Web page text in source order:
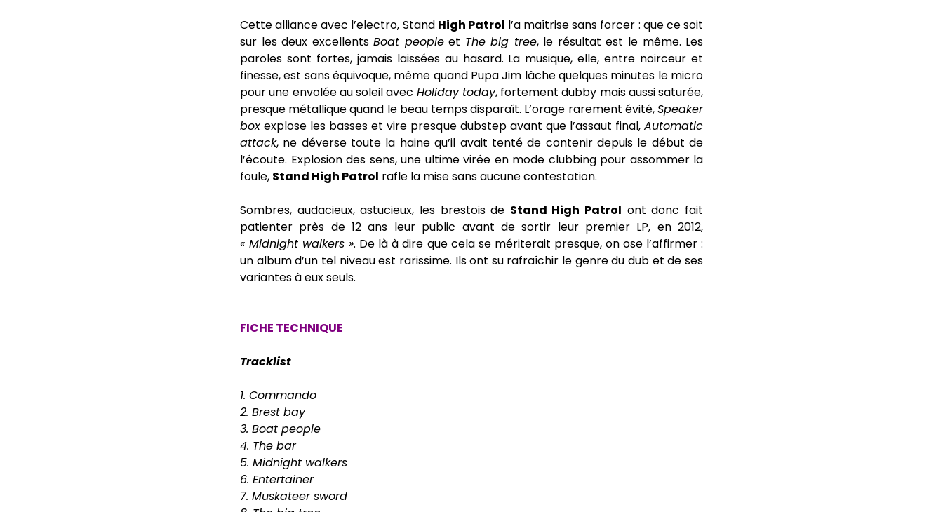
Cette alliance avec l’electro, Stand High Patrol l’a maîtrise sans forcer : que ce soit
sur les deux excellentsBoat peopleet The big tree, le résultat est le même. Les
paroles sont fortes, jamais laissées au hasard. La musique, elle, entre noirceur et
finesse, est sans équivoque, même quand Pupa Jim lâche quelques minutes le micro
pour une envolée au soleil avec Holiday today, fortement dubby mais aussi saturée,
presque métallique quand le beau temps disparaît. L’orage rarement évité,Speaker
box explose les basses et vire presque dubstep avant que l’assaut final, Automatic
attack, ne déverse toute la haine qu’il avait tenté de contenir depuis le début de
l’écoute. Explosion des sens, une ultime virée en mode clubbing pour assommer la
foule, Stand High Patrol rafle la mise sans aucune contestation.
Sombres, audacieux, astucieux, les brestois de Stand High Patrol ont donc fait
patienter près de 12 ans leur public avant de sortir leur premier LP, en 2012,
« Midnight walkers ». De là à dire que cela se mériterait presque, on ose l’affirmer :
un album d’un tel niveau est rarissime. Ils ont su rafraîchir le genre du dub et de ses
variantes à eux seuls.
FICHE TECHNIQUE
Tracklist
1. Commando
2. Brest bay
3. Boat people
4. The bar
5. Midnight walkers
6. Entertainer
7. Muskateer sword